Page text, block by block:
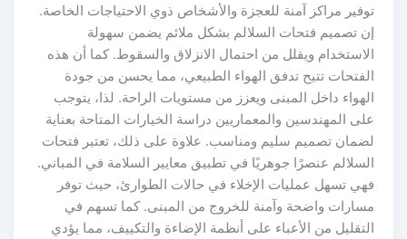
مراكز آمنة للعجزة والأشخاص ذوي الاحتياجات الخاصة.
تصميم فتحات السلالم بشكل ملائم يضمن سهولة
ويقلل من احتمال الانزلاق والسقوط. كما أن هذه
تتيح تدفق الهواء الطبيعي، مما يحسن من جودة
داخل المبنى ويعزز من مستويات الراحة. لذا، يتوجب
المهندسين والمعماريين دراسة الخيارات المتاحة بعناية
تصميم سليم ومناسب. علاوة على ذلك، تعتبر فتحات
عنصرًا جوهريًا في تطبيق معايير السلامة في المباني.
تسهل عمليات الإخلاء في حالات الطوارئ، حيث توفر
واضحة وآمنة للخروج من المبنى. كما تسهم في
من الأعباء على أنظمة الإضاءة والتكييف، مما يؤدي